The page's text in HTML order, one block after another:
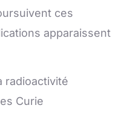
ces
apparaissent
radioactivité
Curie